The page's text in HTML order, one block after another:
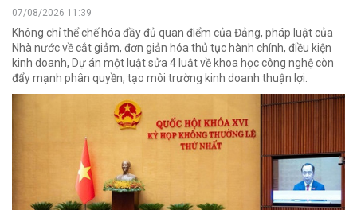
07/08/2026 11:39
Không chỉ thể chế hóa đầy đủ quan điểm của Đảng, pháp luật của
Nhà nước về cắt giảm, đơn giản hóa thủ tục hành chính, điều kiện
kinh doanh, Dự án một luật sửa 4 luật về khoa học công nghệ còn
đẩy mạnh phân quyền, tạo môi trường kinh doanh thuận lợi.